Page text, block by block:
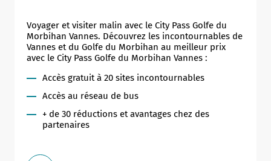
Voyager et visiter malin avec le City Pass Golfe du
Morbihan Vannes. Découvrez les incontournables de
Vannes et du Golfe du Morbihan au meilleur prix
avec le City Pass Golfe du Morbihan Vannes :
Accès gratuit à 20 sites incontournables
Accès au réseau de bus
+ de 30 réductions et avantages chez des
partenaires